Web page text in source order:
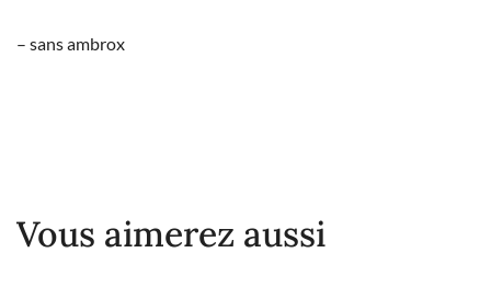
– sans ambrox
Vous aimerez aussi